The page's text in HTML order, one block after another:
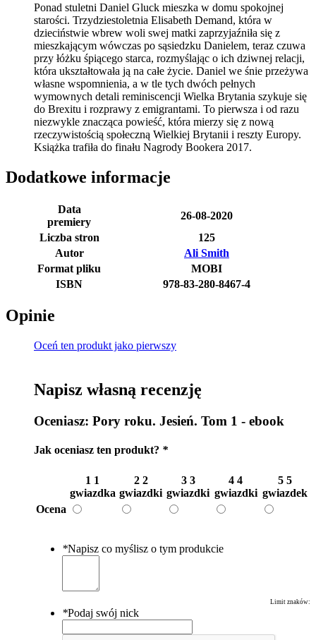
Ponad stuletni Daniel Gluck mieszka w domu spokojnej
starości. Trzydziestoletnia Elisabeth Demand, która w
dzieciństwie wbrew woli swej matki zaprzyjaźniła się z
mieszkającym wówczas po sąsiedzku Danielem, teraz czuwa
przy łóżku śpiącego starca, rozmyślając o ich dziwnej relacji,
która ukształtowała ją na całe życie. Daniel we śnie przeżywa
własne wspomnienia, a w tle tych dwóch pełnych
wymownych detali reminiscencji Wielka Brytania szykuje się
do Brexitu i rozprawy z emigrantami. To pierwsza i od razu
niezwykle znacząca powieść, która mierzy się z nową
rzeczywistością społeczną Wielkiej Brytanii i reszty Europy.
Książka trafiła do finału Nagrody Bookera 2017.
Dodatkowe informacje
Data
premiery
26-08-2020
Liczba stron
125
Autor
Ali Smith
Format pliku
MOBI
ISBN
978-83-280-8467-4
Opinie
Oceń ten produkt jako pierwszy
Napisz własną recenzję
Oceniasz: Pory roku. Jesień. Tom 1 - ebook
Jak oceniasz ten produkt? *
1 1
gwiazdka
2 2
gwiazdki
3 3
gwiazdki
4 4
gwiazdki
5 5
gwiazdek
Ocena
*Napisz co myślisz o tym produkcie
Limit znaków:
*Podaj swój nick